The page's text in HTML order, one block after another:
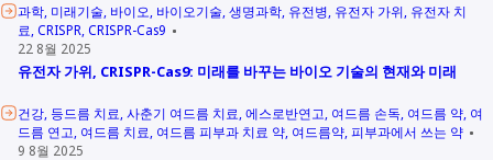
과학 미래기술 바이오 바이오기술 생명과학 유전병 유전자 가위 유전자 치
료 CRISPR CRISPR-Cas9
22 8월 2025
유전자 가위, CRISPR-Cas9: 미래를 바꾸는 바이오 기술의 현재와 미래
건강 등드름 치료 사춘기 여드름 치료 에스로반연고 여드름 손독 여드름 약 여
드름 연고 여드름 치료 여드름 피부과 치료 약 여드름약 피부과에서 쓰는 약
9 8월 2025